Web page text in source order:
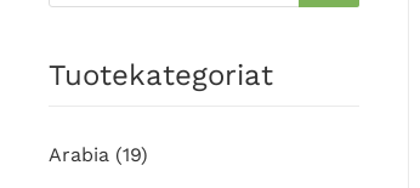
Tuotekategoriat
Arabia (19)